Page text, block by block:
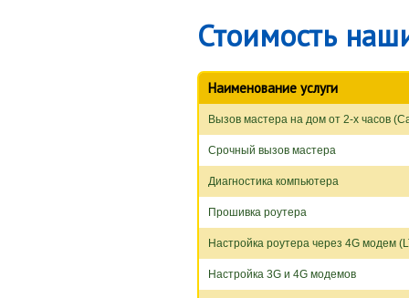
Стоимость
Наименование услуги
Вызов мастера на дом от 2-х часов
Срочный вызов мастера
Диагностика компьютера
Прошивка роутера
Настройка роутера через 4G модем
Настройка 3G и 4G модемов